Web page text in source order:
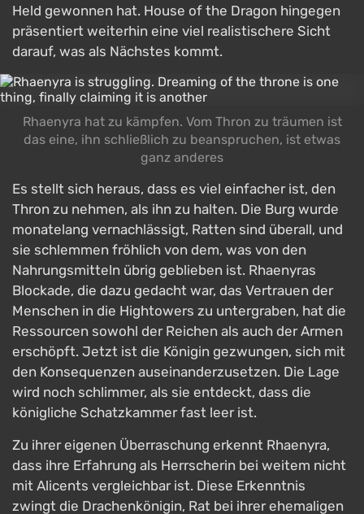
Held gewonnen hat. House of the Dragon hingegen
präsentiert weiterhin eine viel realistischere Sicht
darauf, was als Nächstes kommt.
Rhaenyra hat zu kämpfen. Vom Thron zu träumen ist
das eine, ihn schließlich zu beanspruchen, ist etwas
ganz anderes
Es stellt sich heraus, dass es viel einfacher ist, den
Thron zu nehmen, als ihn zu halten. Die Burg wurde
monatelang vernachlässigt, Ratten sind überall, und
sie schlemmen fröhlich von dem, was von den
Nahrungsmitteln übrig geblieben ist. Rhaenyras
Blockade, die dazu gedacht war, das Vertrauen der
Menschen in die Hightowers zu untergraben, hat die
Ressourcen sowohl der Reichen als auch der Armen
erschöpft. Jetzt ist die Königin gezwungen, sich mit
den Konsequenzen auseinanderzusetzen. Die Lage
wird noch schlimmer, als sie entdeckt, dass die
königliche Schatzkammer fast leer ist.
Zu ihrer eigenen Überraschung erkennt Rhaenyra,
dass ihre Erfahrung als Herrscherin bei weitem nicht
mit Alicents vergleichbar ist. Diese Erkenntnis
zwingt die Drachenkönigin, Rat bei ihrer ehemaligen